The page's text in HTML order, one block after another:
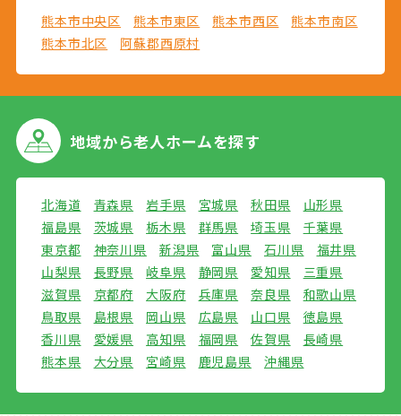
熊本市中央区 熊本市東区 熊本市西区
熊本市南区
熊本市北区
阿蘇郡西原村
地域から老人ホームを探す
北海道 青森県 岩手県 宮城県 秋田県
山形県
福島県
茨城県 栃木県 群馬県 埼玉県
千葉県
東京都
神奈川県 新潟県 富山県 石川県
福井県
山梨県
長野県 岐阜県 静岡県 愛知県
三重県
滋賀県
京都府 大阪府 兵庫県 奈良県
和歌山県
鳥取県
島根県 岡山県 広島県 山口県
徳島県
香川県
愛媛県 高知県 福岡県 佐賀県
長崎県
熊本県
大分県 宮崎県 鹿児島県 沖縄県